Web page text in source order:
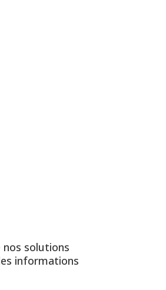
nos solutions
informations